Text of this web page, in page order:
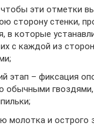
эти отметки
сторону стенки,
в которые
с каждой из
этап – фиксация
обычными гвоздями,
молотка и острого